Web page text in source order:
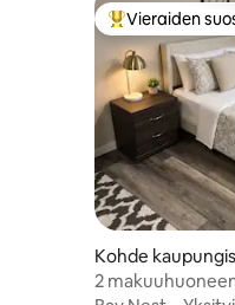
Vieraiden
Vieraiden
Kohde
Bay
2